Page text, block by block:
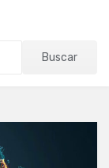
Buscar